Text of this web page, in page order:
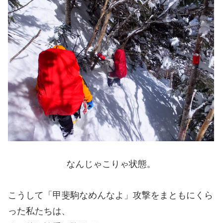
なんじゃこりゃ状態。
こうして「甲斐駒なめんなよ」攻撃をまともにくら
った私たちは、